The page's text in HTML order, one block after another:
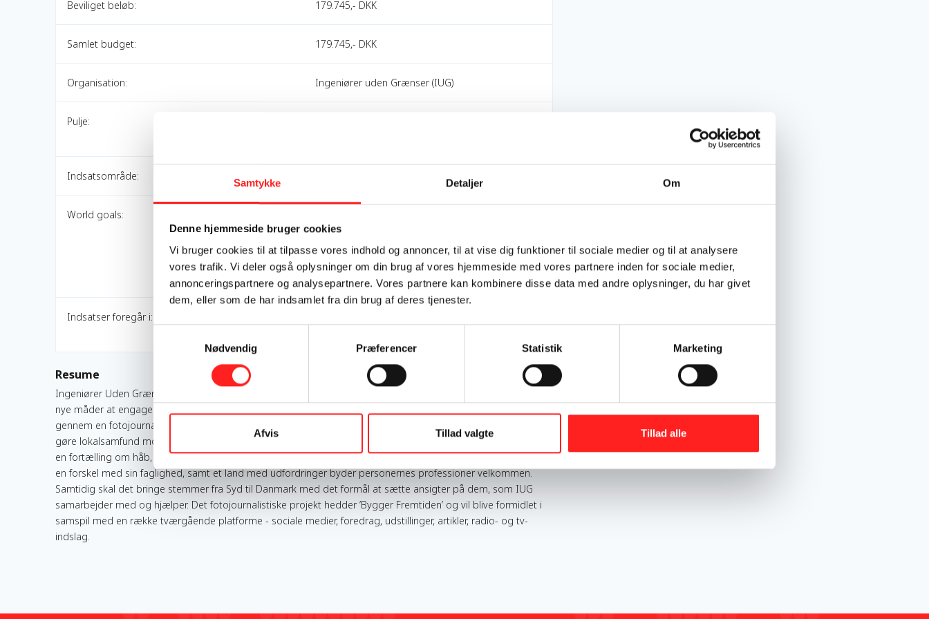
Samtykke Detaljer Om
Denne hjemmeside bruger cookies
Vi bruger cookies til at tilpasse vores indhold og annoncer, til at vise dig funktioner til sociale medier og til at analysere
vores trafik. Vi deler også oplysninger om din brug af vores hjemmeside med vores partnere inden for sociale medier,
annonceringspartnere og analysepartnere. Vores partnere kan kombinere disse data med andre oplysninger, du har givet
dem, eller som de har indsamlet fra din brug af deres tjenester.
Nødvendig
Præferencer Statistik Marketing
Afvis Tillad valgte Tillad alle
Beviliget beløb: 179.745,- DKK
Samlet budget: 179.745,- DKK
Organisation: Ingeniører uden Grænser (IUG)
Pulje:
Indsatsområde:
World goals:
Mål 10: Mindre ulighed
Mål 11: Bæredygtige byer og lokalsamfund
Mål 13: Klimaindsats
Mål 17: Partnerskaber for handling
Indsatser foregår i:
Resume
Ingeniører Uden Grænser (IUG) ønsker gennem et samarbejde med fotojournalist Mikkel Hørlyck at afprøve
nye måder at engagere og oplyse danskerne om globalt udviklingsarbejde. I den forbindelse ønsker vi
gennem en fotojournalistisk tilgang at skabe oplysning omkring IUGs frivillige arbejde med at skabe bro og
gøre lokalsamfund modstandsdygtige over for klimaforandringer i Sierra Leones hovedstad, Freetown. Det er
en fortælling om håb, fællesskab og samhørighed, hvor både den frivilliges årsag til at tage af sted og gøre
en forskel med sin faglighed, samt et land med udfordringer byder personernes professioner velkommen.
Samtidig skal det bringe stemmer fra Syd til Danmark med det formål at sætte ansigter på dem, som IUG
samarbejder med og hjælper. Det fotojournalistiske projekt hedder ’Bygger Fremtiden’ og vil blive formidlet i
samspil med en række tværgående platforme - sociale medier, foredrag, udstillinger, artikler, radio- og tv-
indslag.